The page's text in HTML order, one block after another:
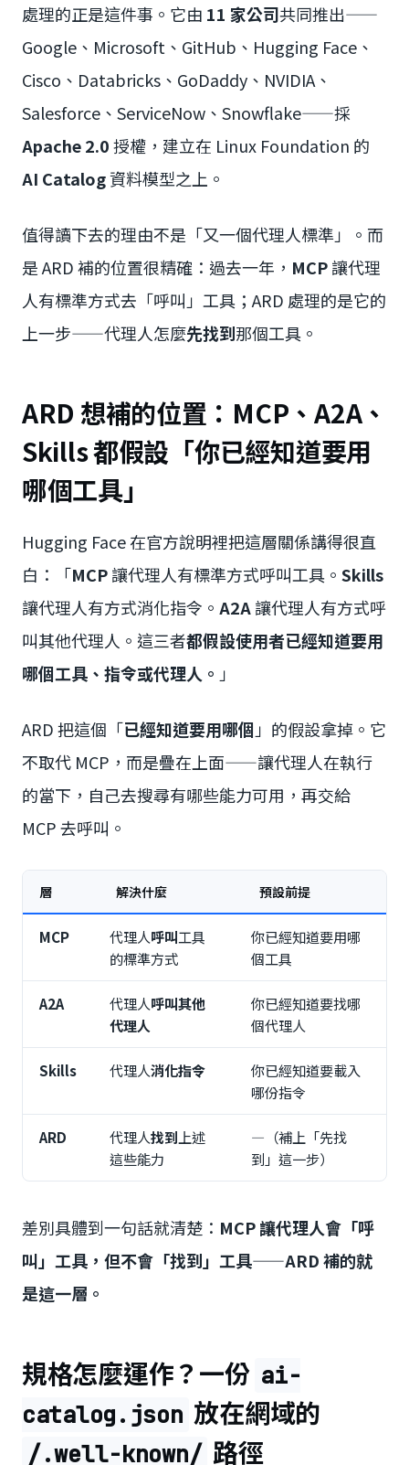
處理的正是這件事。它由 11 家公司共同推出——
Google、Microsoft、GitHub、Hugging Face、
Cisco、Databricks、GoDaddy、NVIDIA、
Salesforce、ServiceNow、Snowflake——採
Apache 2.0授權，建立在 Linux Foundation 的
AI Catalog資料模型之上。
值得讀下去的理由不是「又一個代理人標準」。而
是 ARD 補的位置很精確：過去一年， MCP讓代理
人有標準方式去「呼叫」工具；ARD 處理的是它的
上一步——代理人怎麼先找到那個工具。
ARD 想補的位置：MCP、A2A、
Skills 都假設「你已經知道要用
哪個工具」
Hugging Face 在官方說明裡把這層關係講得很直
白：「MCP讓代理人有標準方式呼叫工具。 Skills
讓代理人有方式消化指令。 A2A讓代理人有方式呼
叫其他代理人。這三者都假設使用者已經知道要用
哪個工具、指令或代理人。 」
ARD 把這個「已經知道要用哪個」的假設拿掉。它
不取代 MCP，而是疊在上面——讓代理人在執行
的當下，自己去搜尋有哪些能力可用，再交給
MCP 去呼叫。
層 解決什麼 預設前提
MCP 代理人呼叫工具
的標準方式
你已經知道要用哪
個工具
A2A 代理人呼叫其他
代理人
你已經知道要找哪
個代理人
Skills 代理人消化指令
你已經知道要載入
哪份指令
ARD 代理人找到 上述
這些能力
—（補上「先找
到」這一步）
差別具體到一句話就清楚： MCP 讓代理人會「呼
叫」工具，但不會「找到」工具——ARD 補的就
是這一層。
規格怎麼運作？一份 ai-
catalog.json 放在網域的
/.well-known/ 路徑